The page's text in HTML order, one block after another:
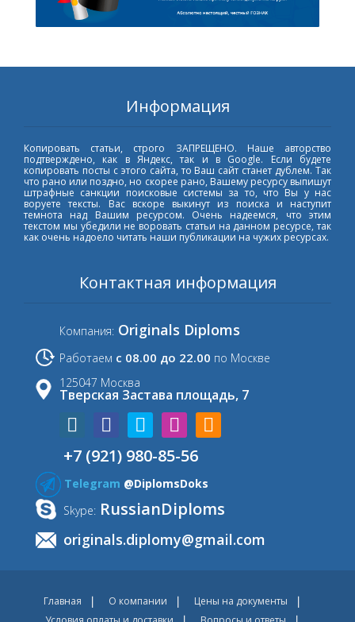
Информация
Копировать статьи, строго ЗАПРЕЩЕНО. Наше авторство
подтверждено, как в Яндекс, так и в Google. Если будете
копировать посты с этого сайта, то Ваш сайт станет дублем. Так
что рано или поздно, но скорее рано, Вашему ресурсу выпишут
штрафные санкции поисковые системы за то, что Вы у нас
воруете тексты. Вас вскоре выкинут из поиска и наступит
темнота над Вашим ресурсом. Очень надеемся, что этим
текстом мы убедили не воровать статьи на данном ресурсе, так
как очень надоело читать наши публикации на чужих ресурсах.
Контактная информация
Компания: Originals Diploms
Работаем с 08.00 до 22.00 по Москве
125047 Москва
Тверская Застава площадь, 7
+7 (921) 980-85-56
Telegram @DiplomsDoks
Skype: RussianDiploms
originals.diplomy@gmail.com
Главная О компании
Цены на документы